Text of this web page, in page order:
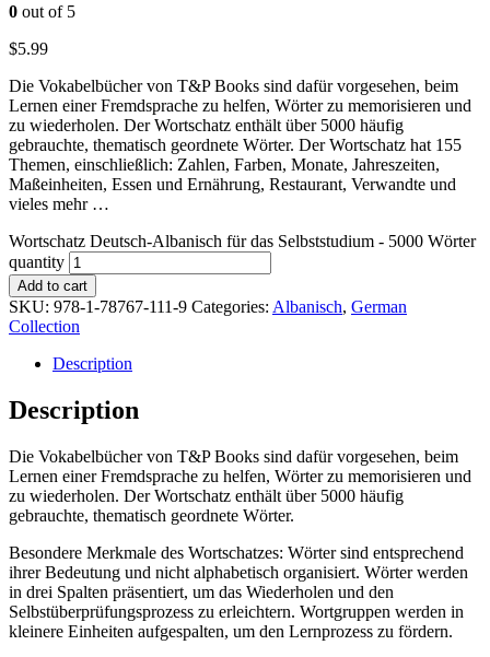
0 out of 5
$5.99
Die Vokabelbücher von T&P Books sind dafür vorgesehen, beim
Lernen einer Fremdsprache zu helfen, Wörter zu memorisieren und
zu wiederholen. Der Wortschatz enthält über 5000 häufig
gebrauchte, thematisch geordnete Wörter. Der Wortschatz hat 155
Themen, einschließlich: Zahlen, Farben, Monate, Jahreszeiten,
Maßeinheiten, Essen und Ernährung, Restaurant, Verwandte und
vieles mehr …
Wortschatz Deutsch-Albanisch für das Selbststudium - 5000 Wörter
quantity
Add to cart
SKU: 978-1-78767-111-9 Categories: Albanisch, German
Collection
Description
Description
Die Vokabelbücher von T&P Books sind dafür vorgesehen, beim
Lernen einer Fremdsprache zu helfen, Wörter zu memorisieren und
zu wiederholen. Der Wortschatz enthält über 5000 häufig
gebrauchte, thematisch geordnete Wörter.
Besondere Merkmale des Wortschatzes: Wörter sind entsprechend
ihrer Bedeutung und nicht alphabetisch organisiert. Wörter werden
in drei Spalten präsentiert, um das Wiederholen und den
Selbstüberprüfungsprozess zu erleichtern. Wortgruppen werden in
kleinere Einheiten aufgespalten, um den Lernprozess zu fördern.